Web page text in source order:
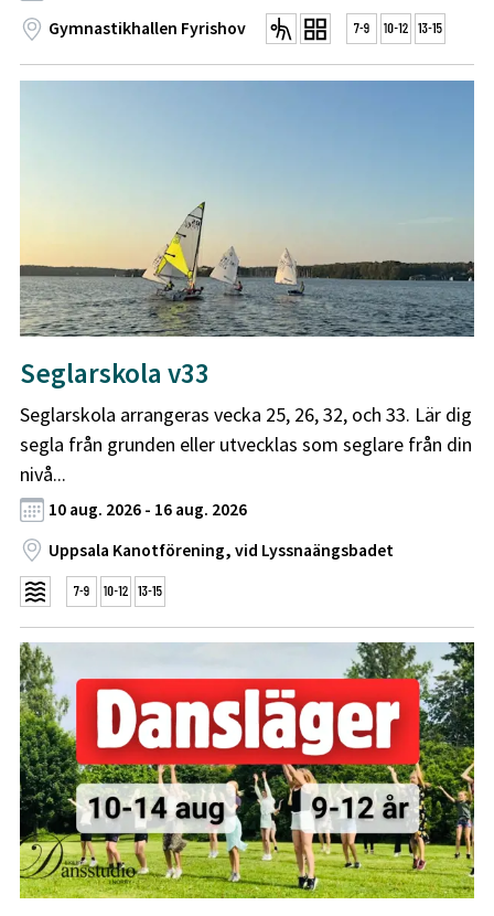
Gymnastikhallen Fyrishov
Seglarskola v33
Seglarskola arrangeras vecka 25, 26, 32, och 33. Lär dig
segla från grunden eller utvecklas som seglare från din
nivå...
10 aug. 2026 - 16 aug. 2026
Uppsala Kanotförening, vid Lyssnaängsbadet